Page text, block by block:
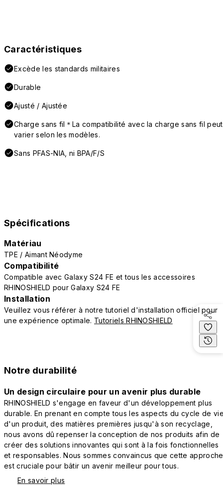
Caractéristiques
Excède les standards militaires
Durable
Ajusté / Ajustée
Charge sans fil＊La compatibilité avec la charge sans fil peut
varier selon les modèles.
Sans PFAS-NIA, ni BPA/F/S
Spécifications
Matériau
TPE / Aimant Néodyme
Compatibilité
Compatible avec Galaxy S24 FE et tous les accessoires
RHINOSHIELD pour Galaxy S24 FE
Installation
Veuillez vous référer à notre tutoriel d'installation officiel pour
une expérience optimale. Tutoriels RHINOSHIELD
Notre durabilité
Un design circulaire pour un avenir plus durable
RHINOSHIELD s'engage en faveur d'un développement plus
durable. En prenant en compte tous les aspects du cycle de
d'un produit, des matières premières jusqu'à son recyclage,
nous avons dû repenser la conception de nos produits afin de
créer des solutions innovantes qui sont à la fois fonctionnelles
et responsables. Nous sommes convaincus que cette approche
est cruciale pour bâtir un avenir meilleur pour tous.
En savoir plus